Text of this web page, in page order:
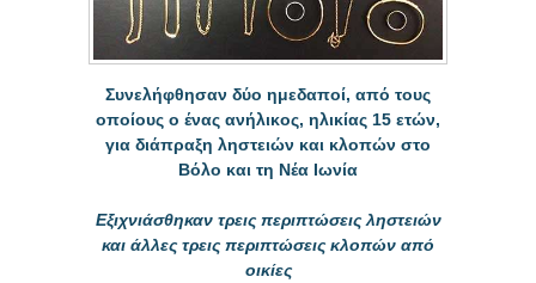
Συνελήφθησαν δύο ημεδαποί, από τους
οποίους ο ένας ανήλικος, ηλικίας 15 ετών,
για διάπραξη ληστειών και κλοπών στο
Βόλο και τη Νέα Ιωνία
Εξιχνιάσθηκαν τρεις περιπτώσεις ληστειών
και άλλες τρεις περιπτώσεις κλοπών από
οικίες